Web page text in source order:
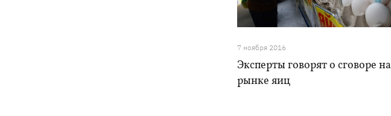
7 ноября 2016
Эксперты говорят о сговоре на
рынке яиц